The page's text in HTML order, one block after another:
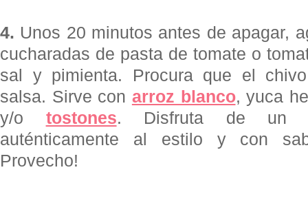
4. Unos 20 minutos antes de apagar,
cucharadas de pasta de tomate o
sal y pimienta. Procura que el
salsa. Sirve con arroz blanco, yuca
y/o tostones. Disfruta de un
auténticamente al estilo y con
Provecho!